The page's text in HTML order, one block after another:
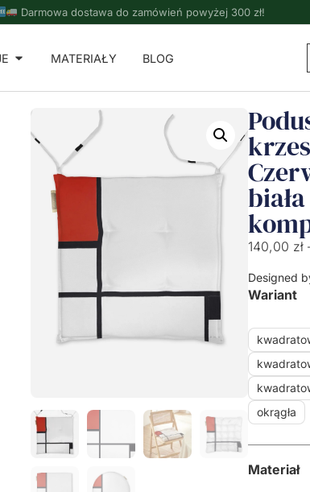
Darmowa dostawa do zamówień powyżej 300 zł!
MATERIAŁY BLOG
biała
140,00 zł
Designed
Wariant
okrągła
Materiał